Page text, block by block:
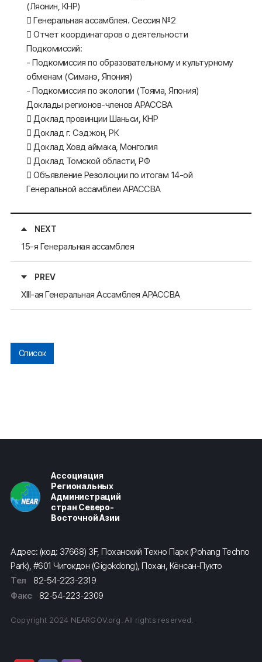
(Ляонин, КНР)
 Генеральная ассамблея. Сессия №2
 Отчет координаторов о деятельности
Подкомиссий:
- Подкомиссия по образовательному и культурному
обменам (Симанэ, Япония)
- Подкомиссия по экологии (Тояма, Япония)
Доклады регионов-членов АРАССВА
 Доклад провинции Шаньси, КНР
 Доклад г. Сэджон, РК
 Доклад Ховд аймака, Монголия
 Доклад Томской области, РФ
 Объявление Резолюции по итогам 14-ой
Генеральной ассамблеи АРАССВА
NEXT
15-я Генеральная ассамблея
PREV
XIII-ая Генеральная Ассамблея АРАССВА
Список
Ассоциация
Региональных
Администраций
стран Северо-
Восточной Азии
Адрес: (код: 37668) 3F, Поханский Техно Парк (Pohang Techno
Park), #601 Чигокдон (Gigokdong), Похан, Кёнсан-Пукто
Тел
82-54-223-2319
Факс
82-54-223-2309
Copyright 2024 NEARGOV.org. All rights reserved.